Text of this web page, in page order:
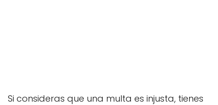
Si consideras que una multa es injusta, tienes